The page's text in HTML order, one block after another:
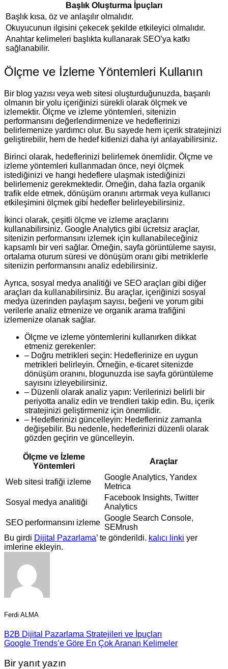
Başlık Oluşturma İpuçları
Başlık kısa, öz ve anlaşılır olmalıdır.
Okuyucunun ilgisini çekecek şekilde etkileyici olmalıdır.
Anahtar kelimeleri başlıkta kullanarak SEO’ya katkı
sağlanabilir.
Ölçme ve İzleme Yöntemleri Kullanın
Bir blog yazısı veya web sitesi oluşturduğunuzda, başarılı
olmanın bir yolu içeriğinizi sürekli olarak ölçmek ve
izlemektir. Ölçme ve izleme yöntemleri, sitenizin
performansını değerlendirmenize ve hedeflerinizi
belirlemenize yardımcı olur. Bu sayede hem içerik stratejinizi
geliştirebilir, hem de hedef kitlenizi daha iyi anlayabilirsiniz.
Birinci olarak, hedeflerinizi belirlemek önemlidir. Ölçme ve
izleme yöntemleri kullanmadan önce, neyi ölçmek
istediğinizi ve hangi hedeflere ulaşmak istediğinizi
belirlemeniz gerekmektedir. Örneğin, daha fazla organik
trafik elde etmek, dönüşüm oranını artırmak veya kullanıcı
etkileşimini ölçmek gibi hedefler belirleyebilirsiniz.
İkinci olarak, çeşitli ölçme ve izleme araçlarını
kullanabilirsiniz. Google Analytics gibi ücretsiz araçlar,
sitenizin performansını izlemek için kullanabileceğiniz
kapsamlı bir veri sağlar. Örneğin, sayfa görüntüleme sayısı,
ortalama oturum süresi ve dönüşüm oranı gibi metriklerle
sitenizin performansını analiz edebilirsiniz.
Ayrıca, sosyal medya analitiği ve SEO araçları gibi diğer
araçları da kullanabilirsiniz. Bu araçlar, içeriğinizi sosyal
medya üzerinden paylaşım sayısı, beğeni ve yorum gibi
verilerle analiz etmenize ve organik arama trafiğini
izlemenize olanak sağlar.
Ölçme ve izleme yöntemlerini kullanırken dikkat
etmeniz gerekenler:
– Doğru metrikleri seçin: Hedeflerinize en uygun
metrikleri belirleyin. Örneğin, e-ticaret sitenizde
dönüşüm oranını, blogunuzda ise sayfa görüntüleme
sayısını izleyebilirsiniz.
– Düzenli olarak analiz yapın: Verilerinizi belirli bir
periyotta analiz edin ve trendleri takip edin. Bu, içerik
stratejinizi geliştirmeniz için önemlidir.
– Hedeflerinizi güncelleyin: Hedefleriniz zamanla
değişebilir. Bu nedenle, hedeflerinizi düzenli olarak
gözden geçirin ve güncelleyin.
Ölçme ve İzleme
Yöntemleri
Araçlar
Web sitesi trafiği izleme
Google Analytics, Yandex
Metrica
Sosyal medya analitiği
Facebook Insights, Twitter
Analytics
SEO performansını izleme
Google Search Console,
SEMrush
Bu girdi Dijital Pazarlama’ te gönderildi. kalıcı linki yer
imlerine ekleyin.
Ferdi ALMA
B2B Dijital Pazarlama Stratejileri ve İpuçları
Google Trends’e Göre En Çok Aranan Kelimeler
Bir yanıt yazın